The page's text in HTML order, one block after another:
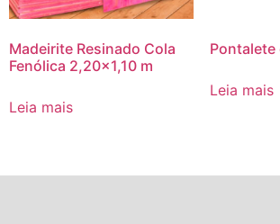
Madeirite Resinado Cola
Fenólica 2,20×1,10 m
Leia mais
Pontalete
Leia mais